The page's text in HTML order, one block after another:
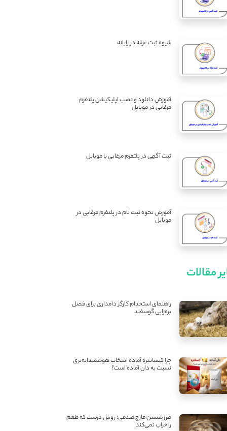
شیوه ثبت غرفه در رایانه
آموزش دانلود و نصب اپلیکیشن پلتفرم
مرغابی در موبایل
ثبت آگهی در پلتفرم مرغابی با موبایل
آموزش نحوه ثبت نام در پلتفرم مرغابی در
موبایل
مقالات
راهنمای استخدام کارگر دامداری برای فصل
بره‌زایی گوسفند
چرا کنسانتره آماده انتخاب هوشمندانه‌تری
نسبت به دان آماده است؟
طرز شستن قارچ صدفی؛ روش درست که طعم
را خراب نمی‌کند!